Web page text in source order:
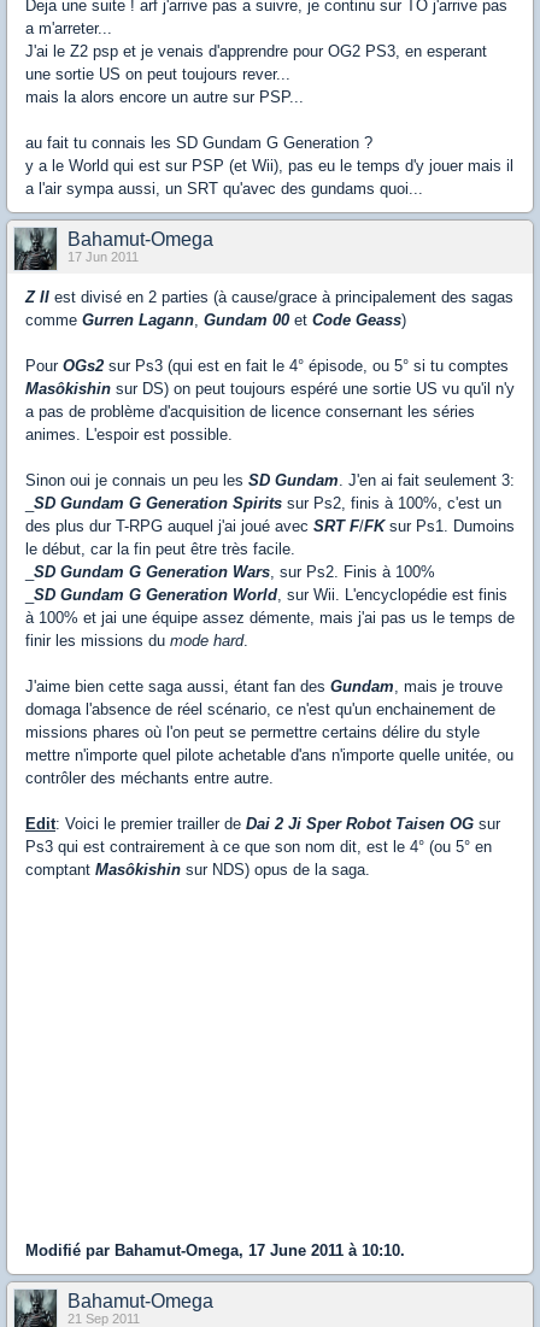
Deja une suite ! arf j'arrive pas a suivre, je continu sur TO j'arrive pas
a m'arreter...
J'ai le Z2 psp et je venais d'apprendre pour OG2 PS3, en esperant
une sortie US on peut toujours rever...
mais la alors encore un autre sur PSP...
au fait tu connais les SD Gundam G Generation ?
y a le World qui est sur PSP (et Wii), pas eu le temps d'y jouer mais il
a l'air sympa aussi, un SRT qu'avec des gundams quoi...
Bahamut-Omega
17 Jun 2011
Z II est divisé en 2 parties (à cause/grace à principalement des sagas
comme Gurren Lagann Gundam 00 et Code Geass)
Pour OGs2 sur Ps3 (qui est en fait le 4° épisode, ou 5° si tu comptes
Masôkishin sur DS) on peut toujours espéré une sortie US vu qu'il n'y
a pas de problème d'acquisition de licence consernant les séries
animes. L'espoir est possible.
Sinon oui je connais un peu les SD Gundam . J'en ai fait seulement 3:
SD Gundam G Generation Spirits sur Ps2, finis à 100%, c'est un
des plus dur T-RPG auquel j'ai joué avec SRT F/FKsur Ps1. Dumoins
le début, car la fin peut être très facile.
SD Gundam G Generation Wars , sur Ps2. Finis à 100%
SD Gundam G Generation World , sur Wii. L'encyclopédie est finis
à 100% et jai une équipe assez démente, mais j'ai pas us le temps de
finir les missions du mode hard.
J'aime bien cette saga aussi, étant fan des Gundam , mais je trouve
domaga l'absence de réel scénario, ce n'est qu'un enchainement de
missions phares où l'on peut se permettre certains délire du style
mettre n'importe quel pilote achetable d'ans n'importe quelle unitée, ou
contrôler des méchants entre autre.
Edit: Voici le premier trailler de Dai 2 Ji Sper Robot Taisen OG sur
Ps3 qui est contrairement à ce que son nom dit, est le 4° (ou 5° en
comptant Masôkishin sur NDS) opus de la saga.
Modifié par Bahamut-Omega, 17 June 2011 à 10:10.
Bahamut-Omega
21 Sep 2011